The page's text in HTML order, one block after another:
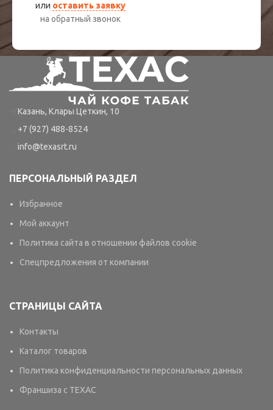
или оставить заявку
на обратный звонок
Казань, Клары Цеткин, 10
+7 (927) 488-8524
info@texasrt.ru
ПЕРСОНАЛЬНЫЙ РАЗДЕЛ
Избранное
Мой аккаунт
Политика сайта в отношении файлов cookie
Спецпредложения от компании
СТРАНИЦЫ САЙТА
Контакты
Каталог товаров
Политика конфиденциальности персональных данных
Франшиза с TEXAC